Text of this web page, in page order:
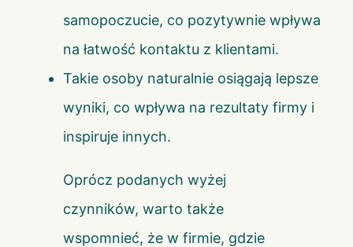
samopoczucie, co pozytywnie wpływa
na łatwość kontaktu z klientami.
Takie osoby naturalnie osiągają lepsze
wyniki, co wpływa na rezultaty firmy i
inspiruje innych.
Oprócz podanych wyżej
czynników, warto także
wspomnieć, że w firmie, gdzie